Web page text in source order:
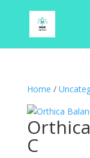
Home /
C